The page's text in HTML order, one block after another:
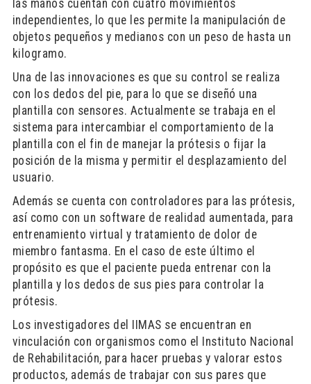
las manos cuentan con cuatro movimientos
independientes, lo que les permite la manipulación de
objetos pequeños y medianos con un peso de hasta un
kilogramo.
Una de las innovaciones es que su control se realiza
con los dedos del pie, para lo que se diseñó una
plantilla con sensores. Actualmente se trabaja en el
sistema para intercambiar el comportamiento de la
plantilla con el fin de manejar la prótesis o fijar la
posición de la misma y permitir el desplazamiento del
usuario.
Además se cuenta con controladores para las prótesis,
así como con un software de realidad aumentada, para
entrenamiento virtual y tratamiento de dolor de
miembro fantasma. En el caso de este último el
propósito es que el paciente pueda entrenar con la
plantilla y los dedos de sus pies para controlar la
prótesis.
Los investigadores del IIMAS se encuentran en
vinculación con organismos como el Instituto Nacional
de Rehabilitación, para hacer pruebas y valorar estos
productos, además de trabajar con sus pares que